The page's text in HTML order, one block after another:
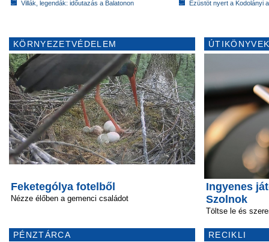
Villák, legendák: időutazás a Balatonon
Ezüstöt nyert a Kodolányi
KÖRNYEZETVÉDELEM
Feketególya fotelből
Nézze élőben a gemenci családot
PÉNZTÁRCA
Ingyenes
Szolnok
Töltse le és
RECIKLI